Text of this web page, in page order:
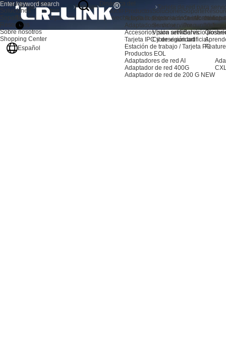
Productos
Adaptadores de servidor AI
Adaptadores de servidor
Accesorios para servidores
Tarjeta IPC y de visión artificial
Estación de trabajo / Tarjeta PC
Productos EOL
Adaptadores de red AI
Adaptador de red 400G
Adaptador de red de 200 G NEW
Soluciones
Expansión de
Servidor
Visión artificial
Ciberseguridad
Soporte
Centro de
Preguntas
Servicio
Video
Productos
Soluciones
Soporte
Resources
Sobre nosotros
Shopping Center
Español
Inicio Sobre
nosotros
Noticias
Dinámica del
producto
Tarjeta de red para servidores: Aprovecha toda la potencia de la informática